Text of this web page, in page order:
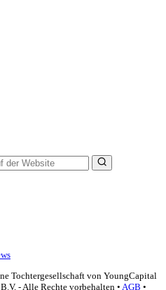
Tochtergesellschaft von YoungCapital
- Alle Rechte vorbehalten • AGB •